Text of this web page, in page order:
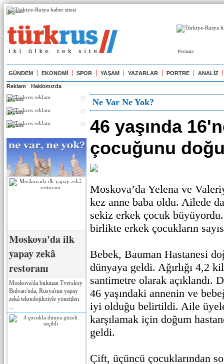
Реклама
Реклама
GÜNDEM EKONOMİ SPOR YAŞAM YAZARLAR PORTRE ANALİZ
Reklam Hakkımızda
Реклама
Реклама
Реклама
Moskova'da ilk
yapay zekâ
restoranı
Moskova'da bulunan Tverskoy
Bulvarı'nda, Rusya'nın yapay
zekâ teknolojileriyle yönetilen
Ne Var Ne Yok?
46 yaşında
çocuğunu
Moskova’da Yelena ve
kez anne baba oldu. Ailede
sekiz erkek çocuk
birlikte erkek çocukların
Bebek, Bauman Hastanesi
dünyaya geldi. Ağırlığı 4,2
santimetre olarak açıklandı.
46 yaşındaki annenin ve
iyi olduğu belirtildi. Aile
karşılamak için doğum
geldi.
Çift, üçüncü çocuklarından